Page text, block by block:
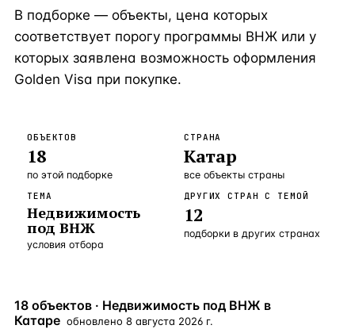
Кипр —Страна 3 906
Таиланд —Страна 2 948
Алания
Новороссийск —Локация
Стамбул —Локация
ЧАСТО ИЩУТ
В подборке — объекты, цена которых
соответствует порогу программы ВНЖ или у
которых заявлена возможность оформления
Golden Visa при покупке.
ОБЪЕКТОВ
18
по этой подборке
СТРАНА
Катар
все объекты страны
ТЕМА
Недвижимость
под ВНЖ
условия отбора
ДРУГИХ СТРАН С ТЕМОЙ
12
подборки в других странах
18 объектов · Недвижимость под ВНЖ в
Катаре обновлено 8 августа 2026 г.